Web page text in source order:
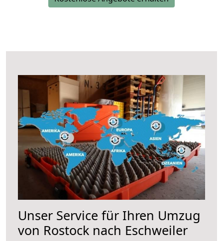
Unser Service für Ihren Umzug
von Rostock nach Eschweiler